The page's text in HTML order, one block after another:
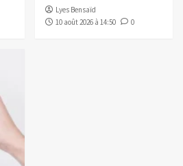
Lyes Bensaïd
10 août 2026 à 14:50
0